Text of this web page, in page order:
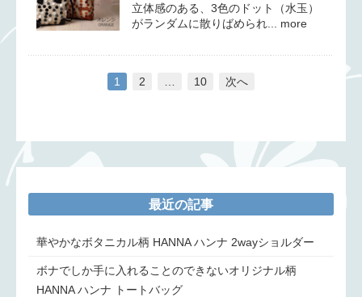
立体感のある、3色のドット（水玉）
がランダムに散りばめられ... more
1 2 10 次へ
最近の記事
華やかなボタニカル柄 HANNA ハンナ 2wayショルダー
ボナでしか手に入れることのできないオリジナル柄
HANNA ハンナ トートバッグ